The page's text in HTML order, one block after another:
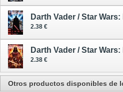
Darth Vader / Star
2.38 €
Darth Vader / Star
2.38 €
Otros productos disponibles de